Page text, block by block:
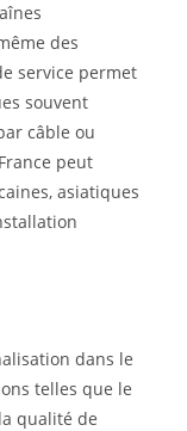
des
service permet
souvent
câble ou
peut
asiatiques
dans le
telles que le
qualité de